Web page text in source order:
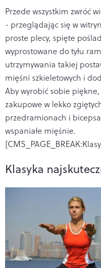
Przede wszystkim zwróć
- przeglądając się w
proste plecy, spięte
wyprostowane do tyłu
utrzymywania takiej
mięśni szkieletowych i
Aby wyrobić sobie
zakupowe w lekko
przedramionach i
wspaniałe mięśnie.
Klasyka